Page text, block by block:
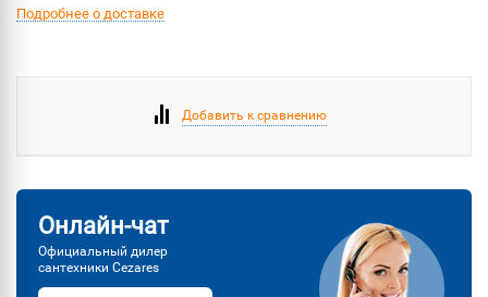
Подробнее о доставке
Добавить к сравнению
Онлайн-чат
Официальный дилер
сантехники Cezares